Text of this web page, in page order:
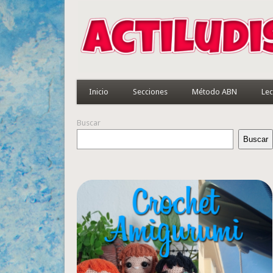
Inicio Secciones Método ABN
Buscar
Buscar